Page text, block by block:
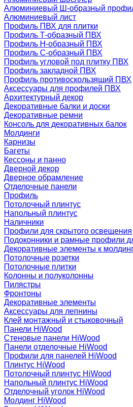
Алюминиевый Ш-образный
Алюминиевый лист
Профиль ПВХ для плитки
Профиль Т-образный ПВХ
Профиль H-образный ПВХ
Профиль C-образный ПВХ
Профиль угловой под плитку ПВХ
Профиль закладной ПВХ
Профиль противоскользящий ПВХ
Аксессуары для профилей ПВХ
Архитектурный декор
Декоративные балки и доски
Декоративные ремни
Консоль для декоративных балок
Молдинги
Карнизы
Багеты
Кессоны и панно
Дверной декор
Дверное обрамление
Отделочные панели
Профиль
Потолочный плинтус
Напольный плинтус
Наличники
Профили для скрытого освещения
Подоконники и рамные профили
Декоративные элементы к
Потолочные розетки
Потолочные плитки
Колонны и полуколонны
Пилястры
Фронтоны
Декоративные элементы
Аксессуары для лепнины
Клей монтажный и стыковочный
Панели HiWood
Стеновые панели HiWood
Панели отделочные HiWood
Профили для панелей HiWood
Плинтус HiWood
Потолочный плинтус HiWood
Напольный плинтус HiWood
Отделочный уголок HiWood
Молдинг HiWood